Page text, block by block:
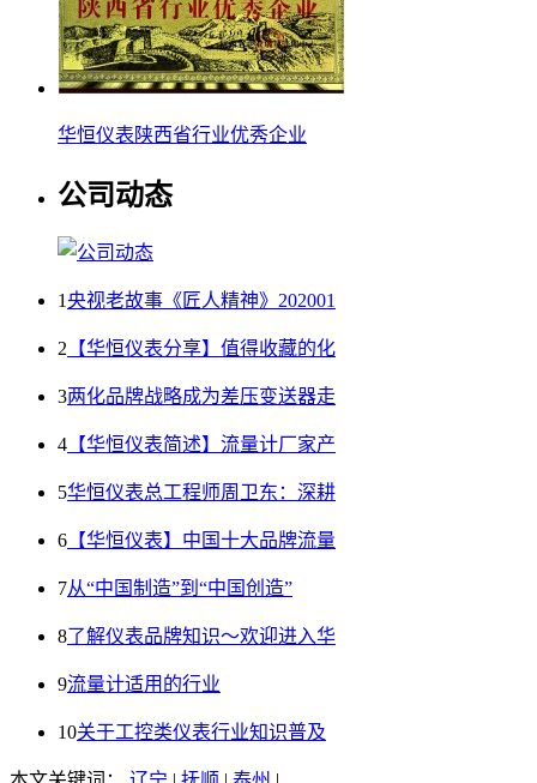
华恒仪表陕西省行业优秀企业
公司动态
1央视老故事《匠人精神》202001
2 【华恒仪表分享】值得收藏的化
3两化品牌战略成为差压变送器走
4 【华恒仪表简述】流量计厂家产
5华恒仪表总工程师周卫东：深耕
6 【华恒仪表】中国十大品牌流量
7从“中国制造”到“中国创造”
8了解仪表品牌知识～欢迎进入华
9流量计适用的行业
10关于工控类仪表行业知识普及